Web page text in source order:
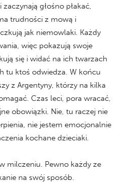
głośno płakać,
trudności z mową i
jak niemowlaki. Każdy
więc pokazują swoje
się i widać na ich twarzach
tu ktoś odwiedza. W końcu
z Argentyny, którzy na kilka
Czas leci, pora wracać,
obowiązki. Nie, tu raczej nie
nie jestem emocjonalnie
kochane dzieciaki.
milczeniu. Pewno każdy ze
na swój sposób.